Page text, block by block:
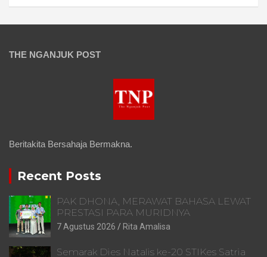
THE NGANJUK POST
Beritakita Bersahaja Bermakna.
Recent Posts
PAK DHONA, MERAWAT BAHASA LEWAT
PRESTASI PARA MURIDNYA
7 Agustus 2026 Rita Amalisa
Semarak Dies Natalis ke-20 STIKes Satria